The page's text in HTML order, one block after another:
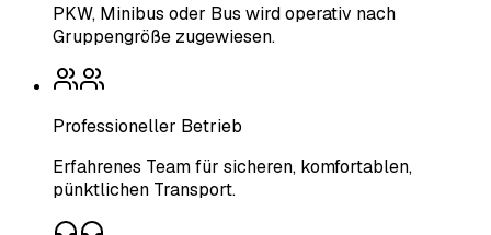
PKW, Minibus oder Bus wird operativ nach
Gruppengröße zugewiesen.
Professioneller Betrieb
Erfahrenes Team für sicheren, komfortablen,
pünktlichen Transport.